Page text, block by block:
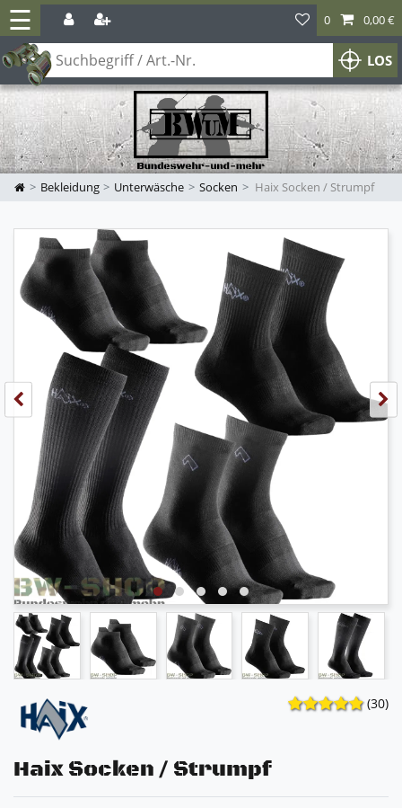
☰
LOS
0 0,00 €
Bekleidung Unterwäsche Socken Haix Socken / Strumpf
(30)
Haix Socken / Strumpf